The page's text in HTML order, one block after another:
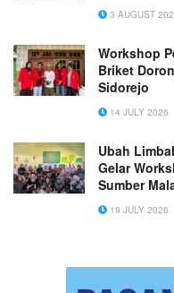
3 AUGUST
Workshop
Briket
Sidorejo
14 JULY 2026
Ubah
Gelar
Sumber
19 JULY 2026